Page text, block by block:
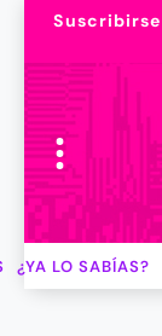
Suscribirse
¿YA LO SABÍAS?